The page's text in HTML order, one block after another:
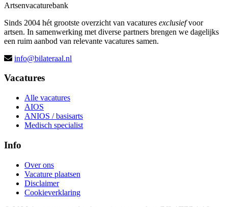
Artsenvacaturebank
Sinds 2004 hét grootste overzicht van vacatures exclusiefvoor
artsen. In samenwerking met diverse partners brengen we dagelijks
een ruim aanbod van relevante vacatures samen.
info@bilateraal.nl
Vacatures
Alle vacatures
AIOS
ANIOS / basisarts
Medisch specialist
Info
Over ons
Vacature plaatsen
Disclaimer
Cookieverklaring